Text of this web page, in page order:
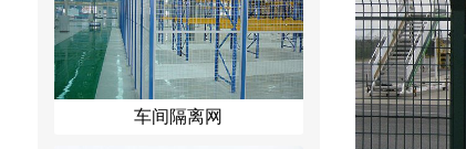
车间隔离网